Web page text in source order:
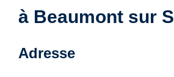
à Beaumont sur
Adresse